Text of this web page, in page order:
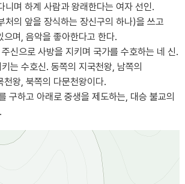
니며 하계 사람과 왕래한다는 여자 선인.
처의 앞을 장식하는 장신구의 하나)을 쓰고
으며, 음악을 좋아한다고 한다.
신으로 사방을 지키며 국가를 수호하는 네 신.
는 수호신. 동쪽의 지국천왕, 남쪽의
천왕, 북쪽의 다문천왕이다.
구하고 아래로 중생을 제도하는, 대승 불교의